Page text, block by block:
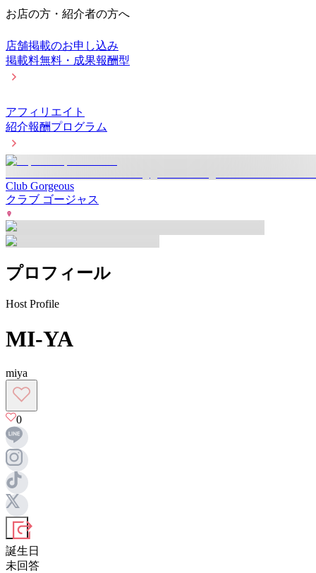
お店の方・紹介者の方へ
店舗掲載のお申し込み
掲載料無料・成果報酬型
アフィリエイト
紹介報酬プログラム
Club Gorgeous
クラブ ゴージャス
プロフィール
Host Profile
MI-YA
miya
0
誕生日
未回答